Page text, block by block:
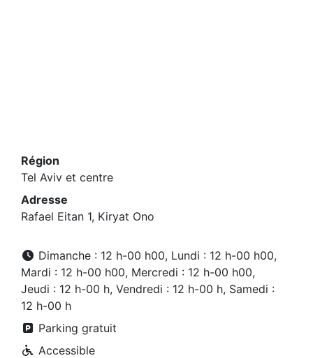
Région
Tel Aviv et centre
Adresse
Rafael Eitan 1, Kiryat Ono
Dimanche : 12 h-00 h00, Lundi : 12 h-00 h00,
Mardi : 12 h-00 h00, Mercredi : 12 h-00 h00,
Jeudi : 12 h-00 h, Vendredi : 12 h-00 h, Samedi :
12 h-00 h
Parking gratuit
Accessible